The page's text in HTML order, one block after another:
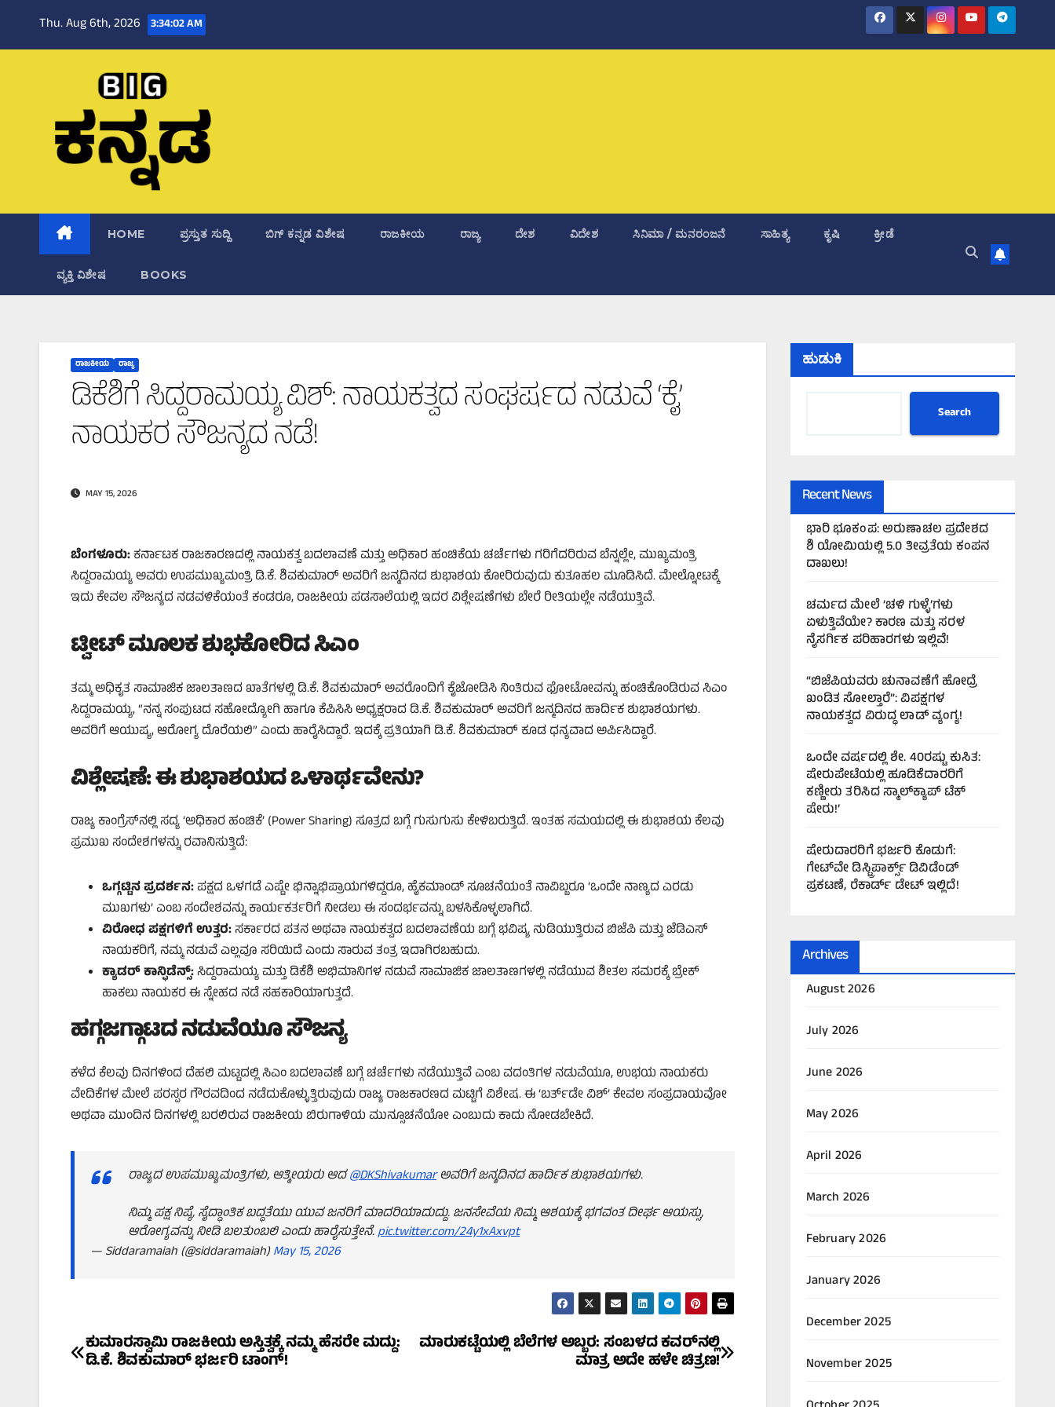
Thu. Aug 6th, 2026 3:34:03 AM
HOME ಪ್ರಸ್ತುತ ಸುದ್ದಿ ಬಿಗ್‌ ಕನ್ನಡ ವಿಶೇಷ ರಾಜಕೀಯ ರಾಜ್ಯ ದೇಶ ವಿದೇಶ ಸಿನಿಮಾ / ಮನರಂಜನೆ ಸಾಹಿತ್ಯ ಕೃಷಿ ಕ್ರೀಡೆ
ವ್ಯಕ್ತಿ ವಿಶೇಷ BOOKS
ರಾಜಕೀಯ ರಾಜ್ಯ
ಡಿಕೆಶಿಗೆ ಸಿದ್ದರಾಮಯ್ಯ ವಿಶ್: ನಾಯಕತ್ವದ ಸಂಘರ್ಷದ ನಡುವೆ ‘ಕೈ’
ನಾಯಕರ ಸೌಜನ್ಯದ ನಡೆ!
MAY 15, 2026
ಬೆಂಗಳೂರು:ಕರ್ನಾಟಕ ರಾಜಕಾರಣದಲ್ಲಿ ನಾಯಕತ್ವ ಬದಲಾವಣೆ ಮತ್ತು ಅಧಿಕಾರ ಹಂಚಿಕೆಯ ಚರ್ಚೆಗಳು ಗರಿಗೆದರಿರುವ ಬೆನ್ನಲ್ಲೇ, ಮುಖ್ಯಮಂತ್ರಿ
ಸಿದ್ದರಾಮಯ್ಯ ಅವರು ಉಪಮುಖ್ಯಮಂತ್ರಿ ಡಿ.ಕೆ. ಶಿವಕುಮಾರ್ ಅವರಿಗೆ ಜನ್ಮದಿನದ ಶುಭಾಶಯ ಕೋರಿರುವುದು ಕುತೂಹಲ ಮೂಡಿಸಿದೆ. ಮೇಲ್ನೋಟಕ್ಕೆ
ಇದು ಕೇವಲ ಸೌಜನ್ಯದ ನಡವಳಿಕೆಯಂತೆ ಕಂಡರೂ, ರಾಜಕೀಯ ಪಡಸಾಲೆಯಲ್ಲಿ ಇದರ ವಿಶ್ಲೇಷಣೆಗಳು ಬೇರೆ ರೀತಿಯಲ್ಲೇ ನಡೆಯುತ್ತಿವೆ.
ಟ್ವೀಟ್ ಮೂಲಕ ಶುಭಕೋರಿದ ಸಿಎಂ
ತಮ್ಮ ಅಧಿಕೃತ ಸಾಮಾಜಿಕ ಜಾಲತಾಣದ ಖಾತೆಗಳಲ್ಲಿ ಡಿ.ಕೆ. ಶಿವಕುಮಾರ್ ಅವರೊಂದಿಗೆ ಕೈಜೋಡಿಸಿ ನಿಂತಿರುವ ಫೋಟೋವನ್ನು ಹಂಚಿಕೊಂಡಿರುವ ಸಿಎಂ
ಸಿದ್ದರಾಮಯ್ಯ, “ನನ್ನ ಸಂಪುಟದ ಸಹೋದ್ಯೋಗಿ ಹಾಗೂ ಕೆಪಿಸಿಸಿ ಅಧ್ಯಕ್ಷರಾದ ಡಿ.ಕೆ. ಶಿವಕುಮಾರ್ ಅವರಿಗೆ ಜನ್ಮದಿನದ ಹಾರ್ದಿಕ ಶುಭಾಶಯಗಳು.
ಅವರಿಗೆ ಆಯುಷ್ಯ, ಆರೋಗ್ಯ ದೊರೆಯಲಿ” ಎಂದು ಹಾರೈಸಿದ್ದಾರೆ. ಇದಕ್ಕೆ ಪ್ರತಿಯಾಗಿ ಡಿ.ಕೆ. ಶಿವಕುಮಾರ್ ಕೂಡ ಧನ್ಯವಾದ ಅರ್ಪಿಸಿದ್ದಾರೆ.
ವಿಶ್ಲೇಷಣೆ: ಈ ಶುಭಾಶಯದ ಒಳಾರ್ಥವೇನು?
ರಾಜ್ಯ ಕಾಂಗ್ರೆಸ್‌ನಲ್ಲಿ ಸದ್ಯ ‘ಅಧಿಕಾರ ಹಂಚಿಕೆ’ (Power Sharing) ಸೂತ್ರದ ಬಗ್ಗೆ ಗುಸುಗುಸು ಕೇಳಿಬರುತ್ತಿದೆ. ಇಂತಹ ಸಮಯದಲ್ಲಿ ಈ ಶುಭಾಶಯ ಕೆಲವು
ಪ್ರಮುಖ ಸಂದೇಶಗಳನ್ನು ರವಾನಿಸುತ್ತಿದೆ:
ಒಗ್ಗಟ್ಟಿನ ಪ್ರದರ್ಶನ:ಪಕ್ಷದ ಒಳಗಡೆ ಎಷ್ಟೇ ಭಿನ್ನಾಭಿಪ್ರಾಯಗಳಿದ್ದರೂ, ಹೈಕಮಾಂಡ್ ಸೂಚನೆಯಂತೆ ನಾವಿಬ್ಬರೂ ‘ಒಂದೇ ನಾಣ್ಯದ ಎರಡು
ಮುಖಗಳು’ ಎಂಬ ಸಂದೇಶವನ್ನು ಕಾರ್ಯಕರ್ತರಿಗೆ ನೀಡಲು ಈ ಸಂದರ್ಭವನ್ನು ಬಳಸಿಕೊಳ್ಳಲಾಗಿದೆ.
ವಿರೋಧ ಪಕ್ಷಗಳಿಗೆ ಉತ್ತರ:ಸರ್ಕಾರದ ಪತನ ಅಥವಾ ನಾಯಕತ್ವದ ಬದಲಾವಣೆಯ ಬಗ್ಗೆ ಭವಿಷ್ಯ ನುಡಿಯುತ್ತಿರುವ ಬಿಜೆಪಿ ಮತ್ತು ಜೆಡಿಎಸ್
ನಾಯಕರಿಗೆ, ನಮ್ಮ ನಡುವೆ ಎಲ್ಲವೂ ಸರಿಯಿದೆ ಎಂದು ಸಾರುವ ತಂತ್ರ ಇದಾಗಿರಬಹುದು.
ಕ್ಯಾಡರ್ ಕಾನ್ಫಿಡೆನ್ಸ್:ಸಿದ್ದರಾಮಯ್ಯ ಮತ್ತು ಡಿಕೆಶಿ ಅಭಿಮಾನಿಗಳ ನಡುವೆ ಸಾಮಾಜಿಕ ಜಾಲತಾಣಗಳಲ್ಲಿ ನಡೆಯುವ ಶೀತಲ ಸಮರಕ್ಕೆ ಬ್ರೇಕ್
ಹಾಕಲು ನಾಯಕರ ಈ ಸ್ನೇಹದ ನಡೆ ಸಹಕಾರಿಯಾಗುತ್ತದೆ.
ಹಗ್ಗಜಗ್ಗಾಟದ ನಡುವೆಯೂ ಸೌಜನ್ಯ
ಕಳೆದ ಕೆಲವು ದಿನಗಳಿಂದ ದೆಹಲಿ ಮಟ್ಟದಲ್ಲಿ ಸಿಎಂ ಬದಲಾವಣೆ ಬಗ್ಗೆ ಚರ್ಚೆಗಳು ನಡೆಯುತ್ತಿವೆ ಎಂಬ ವದಂತಿಗಳ ನಡುವೆಯೂ, ಉಭಯ ನಾಯಕರು
ವೇದಿಕೆಗಳ ಮೇಲೆ ಪರಸ್ಪರ ಗೌರವದಿಂದ ನಡೆದುಕೊಳ್ಳುತ್ತಿರುವುದು ರಾಜ್ಯ ರಾಜಕಾರಣದ ಮಟ್ಟಿಗೆ ವಿಶೇಷ. ಈ ‘ಬರ್ತ್‌ಡೇ ವಿಶ್’ ಕೇವಲ ಸಂಪ್ರದಾಯವೋ
ಅಥವಾ ಮುಂದಿನ ದಿನಗಳಲ್ಲಿ ಬರಲಿರುವ ರಾಜಕೀಯ ಬಿರುಗಾಳಿಯ ಮುನ್ಸೂಚನೆಯೋ ಎಂಬುದು ಕಾದು ನೋಡಬೇಕಿದೆ.
ರಾಜ್ಯದ ಉಪಮುಖ್ಯಮಂತ್ರಿಗಳು, ಆತ್ಮೀಯರು ಆದ@DKShivakumarಅವರಿಗೆ ಜನ್ಮದಿನದ ಹಾರ್ದಿಕ ಶುಭಾಶಯಗಳು.
ನಿಮ್ಮ ಪಕ್ಷ ನಿಷ್ಠೆ, ಸೈದ್ಧಾಂತಿಕ ಬದ್ಧತೆಯು ಯುವ ಜನರಿಗೆ ಮಾದರಿಯಾದುದ್ದು. ಜನಸೇವೆಯ ನಿಮ್ಮ ಆಶಯಕ್ಕೆ ಭಗವಂತ ದೀರ್ಘ ಆಯಸ್ಸು,
ಆರೋಗ್ಯವನ್ನು ನೀಡಿ ಬಲತುಂಬಲಿ ಎಂದು ಹಾರೈಸುತ್ತೇನೆ.pic.twitter.com/24y1xAxvpt
— Siddaramaiah (@siddaramaiah)May 15, 2026
Post ಮಾರುಕಟ್ಟೆಯಲ್ಲಿ ಬೆಲೆಗಳ ಅಬ್ಬರ: ಸಂಬಳದ ಕವರ್‌ನಲ್ಲಿ
ಮಾತ್ರ ಅದೇ ಹಳೇ ಚಿತ್ರಣ!
ಕುಮಾರಸ್ವಾಮಿ ರಾಜಕೀಯ ಅಸ್ತಿತ್ವಕ್ಕೆ ನಮ್ಮ ಹೆಸರೇ ಮದ್ದು:
ಡಿ.ಕೆ. ಶಿವಕುಮಾರ್ ಭರ್ಜರಿ ಟಾಂಗ್!
ಹುಡುಕಿ
Search
Recent News
ಭಾರಿ ಭೂಕಂಪ: ಅರುಣಾಚಲ ಪ್ರದೇಶದ
ಶಿ ಯೋಮಿಯಲ್ಲಿ 5.0 ತೀವ್ರತೆಯ ಕಂಪನ
ದಾಖಲು!
ಚರ್ಮದ ಮೇಲೆ ‘ಚಳಿ ಗುಳ್ಳೆ’ಗಳು
ಏಳುತ್ತಿವೆಯೇ? ಕಾರಣ ಮತ್ತು ಸರಳ
ನೈಸರ್ಗಿಕ ಪರಿಹಾರಗಳು ಇಲ್ಲಿವೆ!
“ಬಿಜೆಪಿಯವರು ಚುನಾವಣೆಗೆ ಹೋದ್ರೆ
ಖಂಡಿತ ಸೋಲ್ತಾರೆ”: ವಿಪಕ್ಷಗಳ
ನಾಯಕತ್ವದ ವಿರುದ್ಧ ಲಾಡ್ ವ್ಯಂಗ್ಯ!
ಒಂದೇ ವರ್ಷದಲ್ಲಿ ಶೇ. 40ರಷ್ಟು ಕುಸಿತ:
ಷೇರುಪೇಟೆಯಲ್ಲಿ ಹೂಡಿಕೆದಾರರಿಗೆ
ಕಣ್ಣೀರು ತರಿಸಿದ ಸ್ಮಾಲ್‌ಕ್ಯಾಪ್ ಟೆಕ್
ಷೇರು!’
ಷೇರುದಾರರಿಗೆ ಭರ್ಜರಿ ಕೊಡುಗೆ:
ಗೇಟ್‌ವೇ ಡಿಸ್ಟ್ರಿಪಾರ್ಕ್ಸ್ ಡಿವಿಡೆಂಡ್
ಪ್ರಕಟಣೆ, ರೆಕಾರ್ಡ್ ಡೇಟ್ ಇಲ್ಲಿದೆ!
Archives
August 2026
July 2026
June 2026
May 2026
April 2026
March 2026
February 2026
January 2026
December 2025
November 2025